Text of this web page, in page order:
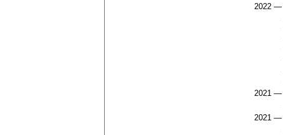
2022 —
2021 —
2021 —